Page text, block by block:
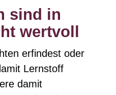
sind in
wertvoll
erfindest oder
Lernstoff
damit